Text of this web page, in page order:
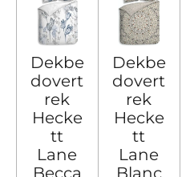
Dekbe
dovert
rek
Hecke
tt
Lane
Becca
Dekbe
dovert
rek
Hecke
tt
Lane
Blanc